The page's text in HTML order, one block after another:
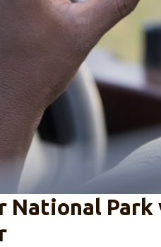
National Park